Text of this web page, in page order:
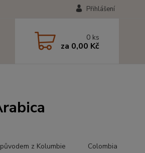
Přihlášení
0 ks
za 0,00 Kč
původem z Kolumbie Colombia